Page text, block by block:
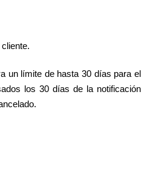
un límite de hasta 30 días para el
los 30 días de la notificación